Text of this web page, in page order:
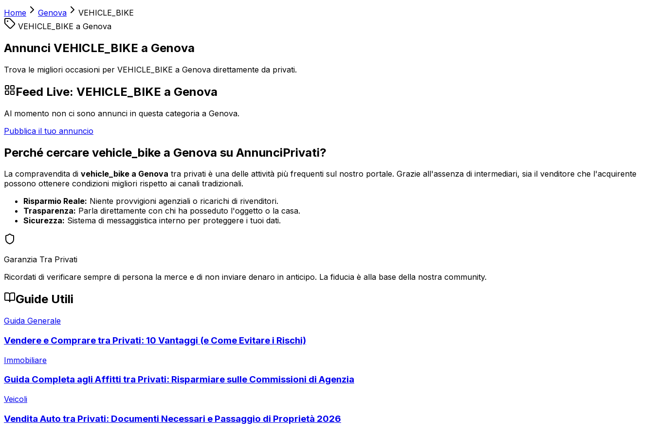
Home Genova
VEHICLE_BIKE
VEHICLE_BIKE a Genova
Annunci VEHICLE_BIKE a Genova
Trova le migliori occasioni per VEHICLE_BIKE a Genova direttamente da privati.
Feed Live: VEHICLE_BIKE a Genova
Al momento non ci sono annunci in questa categoria a Genova.
Pubblica il tuo annuncio
Perché cercare vehicle_bike a Genova su AnnunciPrivati?
La compravendita di vehicle_bike a Genova tra privati è una delle attività più frequenti sul nostro portale. Grazie all'assenza di intermediari, sia il venditore che l'acquirente
possono ottenere condizioni migliori rispetto ai canali tradizionali.
Risparmio Reale: Niente provvigioni agenziali o ricarichi di rivenditori.
Trasparenza: Parla direttamente con chi ha posseduto l'oggetto o la casa.
Sicurezza: Sistema di messaggistica interno per proteggere i tuoi dati.
Garanzia Tra Privati
Ricordati di verificare sempre di persona la merce e di non inviare denaro in anticipo. La fiducia è alla base della nostra community.
Guide Utili
Guida Generale
Vendere e Comprare tra Privati: 10 Vantaggi (e Come Evitare i Rischi)
Immobiliare
Guida Completa agli Affitti tra Privati: Risparmiare sulle Commissioni di Agenzia
Veicoli
Vendita Auto tra Privati: Documenti Necessari e Passaggio di Proprietà 2026